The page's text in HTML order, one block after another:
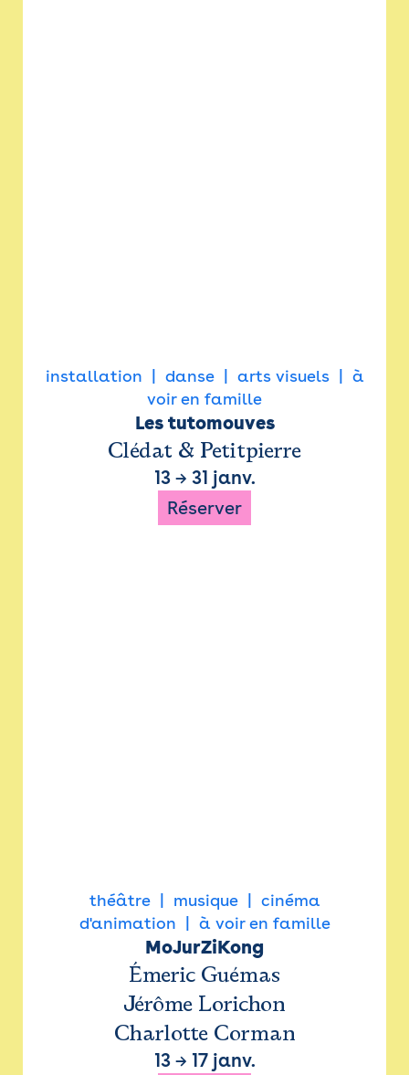
installation danse arts visuels
à
voir en famille
Les tutomouves
Clédat & Petitpierre
13→ 31 janv.
Réserver
théâtre musique
cinéma
d'animation
à voir en famille
MoJurZiKong
Émeric Guémas
Jérôme Lorichon
Charlotte Corman
13→ 17 janv.